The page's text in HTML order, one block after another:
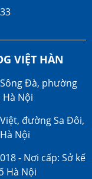
VIỆT HÀN
Đà, phường
Nội
đường Sa Đôi,
Nội
- Nơi cấp: Sở kế
Hà Nội